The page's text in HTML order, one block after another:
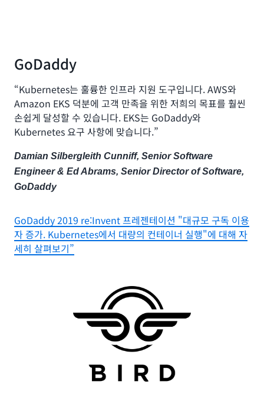
GoDaddy
“Kubernetes는 훌륭한 인프라 지원 도구입니다. AWS와
Amazon EKS 덕분에 고객 만족을 위한 저희의 목표를 훨씬
손쉽게 달성할 수 있습니다. EKS는 GoDaddy와
Kubernetes 요구 사항에 맞습니다.”
Damian Silbergleith Cunniff, Senior Software
Engineer & Ed Abrams, Senior Director of Software,
GoDaddy
GoDaddy 2019 re:Invent 프레젠테이션 "대규모 구독 이용
자 증가. Kubernetes에서 대량의 컨테이너 실행"에 대해 자
세히 살펴보기”